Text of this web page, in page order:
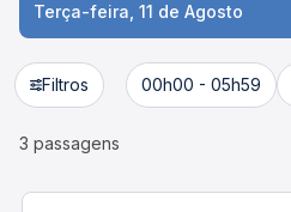
Terça-feira, 11 de Agosto
Filtros 00h00 - 05h59
3 passagens